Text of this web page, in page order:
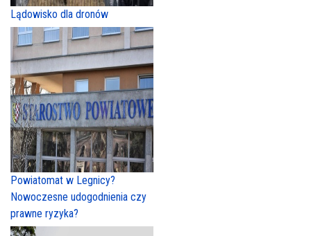
Lądowisko dla dronów
Powiatomat w Legnicy?
Nowoczesne udogodnienia czy
prawne ryzyka?